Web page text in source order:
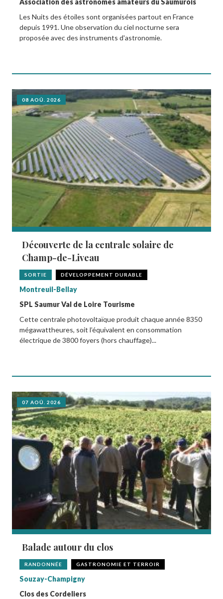
Association des astronomes amateurs du Saumurois
Les Nuits des étoiles sont organisées partout en France
depuis 1991. Une observation du ciel nocturne sera
proposée avec des instruments d'astronomie.
08 AOÛ. 2026
Découverte de la centrale solaire de
Champ-de-Liveau
SORTIE DÉVELOPPEMENT DURABLE
Montreuil-Bellay
SPL Saumur Val de Loire Tourisme
Cette centrale photovoltaïque produit chaque année 8350
mégawattheures, soit l’équivalent en consommation
électrique de 3800 foyers (hors chauffage)...
07 AOÛ. 2026
Balade autour du clos
RANDONNÉE GASTRONOMIE ET TERROIR
Souzay-Champigny
Clos des Cordeliers